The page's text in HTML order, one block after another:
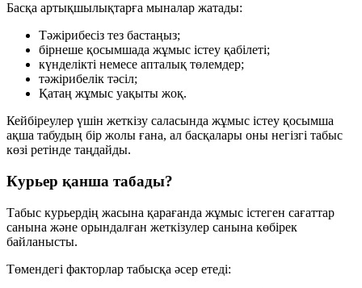
Басқа артықшылықтарға мыналар жатады:
Тәжірибесіз тез бастаңыз;
бірнеше қосымшада жұмыс істеу қабілеті;
күнделікті немесе апталық төлемдер;
тәжірибелік тәсіл;
Қатаң жұмыс уақыты жоқ.
Кейбіреулер үшін жеткізу саласында жұмыс істеу қосымша
ақша табудың бір жолы ғана, ал басқалары оны негізгі табыс
көзі ретінде таңдайды.
Курьер қанша табады?
Табыс курьердің жасына қарағанда жұмыс істеген сағаттар
санына және орындалған жеткізулер санына көбірек
байланысты.
Төмендегі факторлар табысқа әсер етеді: